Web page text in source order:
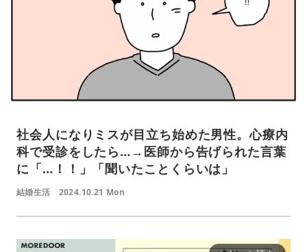
社会人になりミスが目立ち始めた男性。心療内
科で受診をしたら…→医師から告げられた言葉
に「…！！」「聞いたことくらいは」
結婚生活 2024.10.21 Mon